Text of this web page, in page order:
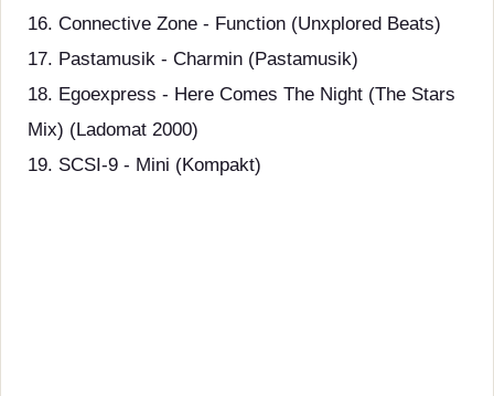
16. Connective Zone - Function (Unxplored Beats)
17. Pastamusik - Charmin (Pastamusik)
18. Egoexpress - Here Comes The Night (The Stars
Mix) (Ladomat 2000)
19. SCSI-9 - Mini (Kompakt)